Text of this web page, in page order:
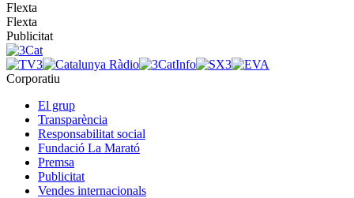
Flexta
Flexta
Publicitat
Corporatiu
El grup
Transparència
Responsabilitat social
Fundació La Marató
Premsa
Publicitat
Vendes internacionals